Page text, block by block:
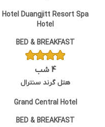
Hotel Duangjitt Resort Spa
Hotel
BED & BREAKFAST
4 شب
هتل گرند سنترال
Grand Central Hotel
BED & BREAKFAST